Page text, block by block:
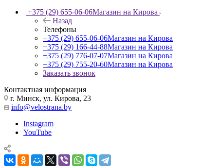
+375 (29) 655-06-06Магазин на Кирова
Назад
Телефоны
+375 (29) 655-06-06Магазин на Кирова
+375 (29) 166-44-88Магазин на Кирова
+375 (29) 776-07-07Магазин на Кирова
+375 (29) 755-20-60Магазин на Кирова
Заказать звонок
Контактная информация
г. Минск, ул. Кирова, 23
info@velostrana.by
Instagram
YouTube